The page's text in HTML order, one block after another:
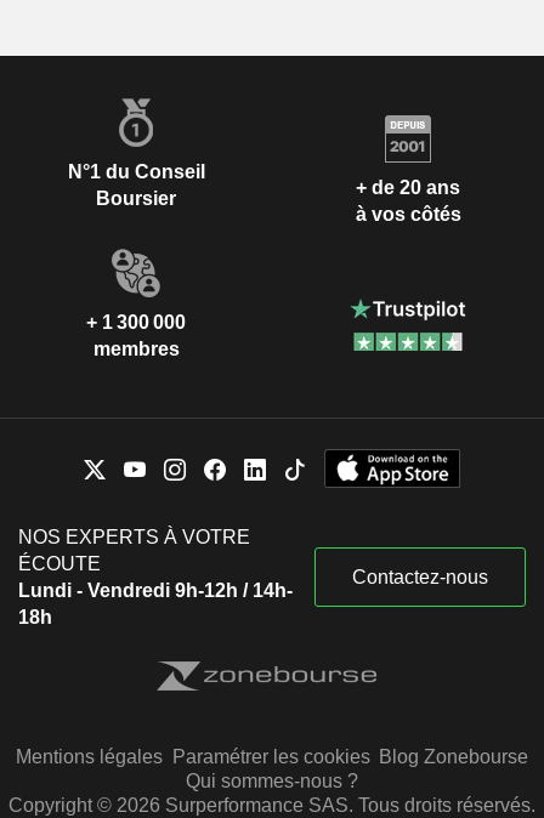
N°1 du Conseil
Boursier
+ de 20 ans
à vos côtés
+ 1 300 000
membres
NOS EXPERTS À VOTRE
ÉCOUTE
Lundi - Vendredi 9h-12h / 14h-
18h
Contactez-nous
Mentions légales Paramétrer les cookies Blog Zonebourse
Qui sommes-nous ?
Copyright © 2026 Surperformance SAS. Tous droits réservés.